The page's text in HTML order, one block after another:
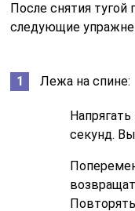
После снятия
следующие
Лежа на спине:
секунд.